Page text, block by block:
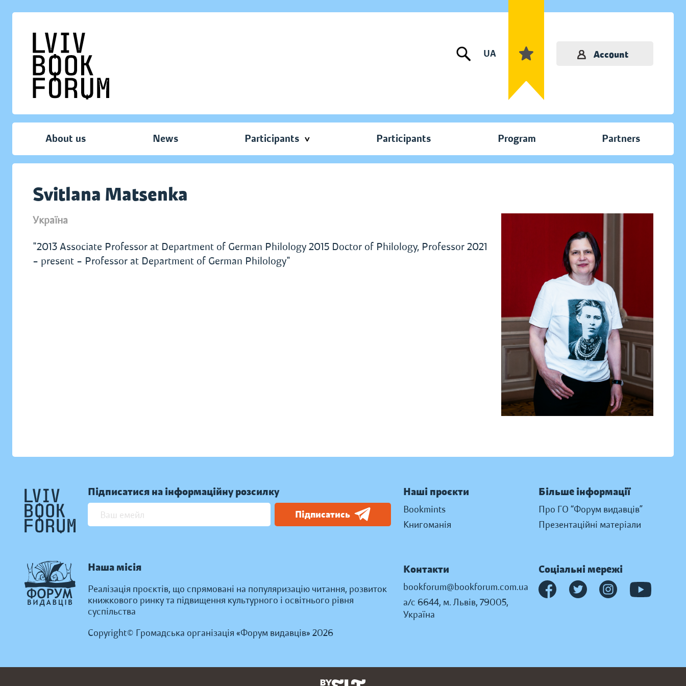
UA Account
About us News Participants Participants Program Partners
Svitlana Matsenka
Україна
"2013 Associate Professor at Department of German Philology 2015 Doctor of Philology, Professor 2021
– present – Professor at Department of German Philology"
Підписатися на інформаційну розсилку
Підписатись
Наша місія
Реалізація проєктів, що спрямовані на популяризацію читання, розвиток
книжкового ринку та підвищення культурного і освітнього рівня
суспільства
Copyright© Громадська організація «Форум видавців» 2026
Наші проєкти
Bookmints
Книгоманія
Більше інформації
Про ГО “Форум видавців”
Презентаційні матеріали
Контакти
bookforum@bookforum.com.ua
а/с 6644, м. Львів, 79005,
Україна
Соціальні мережі